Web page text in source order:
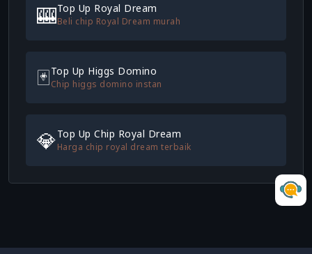
🎰Top Up Royal Dream
Beli chip Royal Dream murah
🃏Top Up Higgs Domino
Chip higgs domino instan
💎Top Up Chip Royal Dream
Harga chip royal dream terbaik